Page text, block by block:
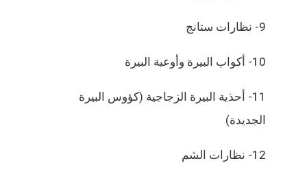
9- نظارات ستانج
10- أكواب البيرة وأوعية البيرة
11- أحذية البيرة الزجاجية (كؤوس البيرة
الجديدة)
12- نظارات الشم